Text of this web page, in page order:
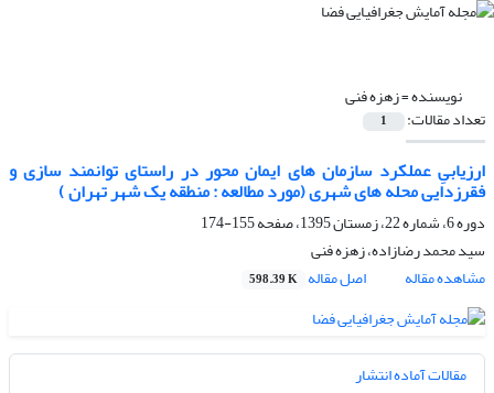
نویسنده =زهزه فنی
تعداد مقالات: 1
ارزیابیِ عملکرد سازمان های ایمان محور در راستای توانمند سازی و
فقرزدایی محله های شهری (مورد مطالعه : منطقه یک شهر تهران )
دوره 6، شماره 22، زمستان 1395، صفحه
155-174
سید محمد رضازاده، زهزه فنی
مشاهده مقاله
اصل مقاله 598.39 K
مقالات آماده انتشار